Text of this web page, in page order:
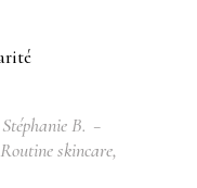
Stéphanie B.
Routine skincare,